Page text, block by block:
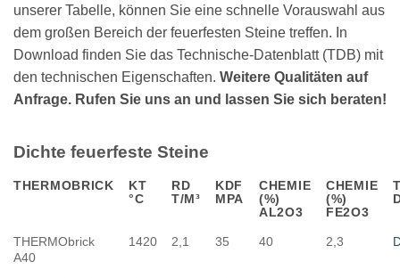
unserer Tabelle, können Sie eine schnelle Vorauswahl aus
dem großen Bereich der feuerfesten Steine treffen. In
Download finden Sie das Technische-Datenblatt (TDB) mit
den technischen Eigenschaften. Weitere Qualitäten auf
Anfrage. Rufen Sie uns an und lassen Sie sich beraten!
Dichte feuerfeste Steine
THERMOBRICK
KT
°C
RD
T/M³
KDF
MPA
CHEMIE
(%)
AL2O3
CHEMIE
(%)
FE2O3
THERMObrick
A40
1420 2,1 35 40 2,3